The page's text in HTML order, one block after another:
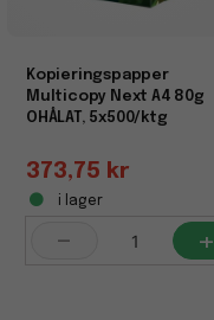
Kopieringspapper
Multicopy Next A4 80g
OHÅLAT, 5x500/ktg
373,75 kr
i lager
- +